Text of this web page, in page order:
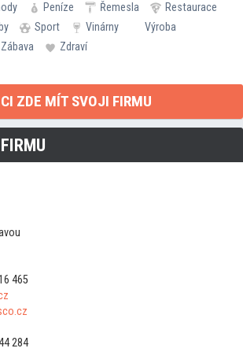
Peníze Řemesla
Restaurace
Sport Vinárny
Výroba
Zábava Zdraví
ZDE MÍT SVOJI FIRMU
465
284